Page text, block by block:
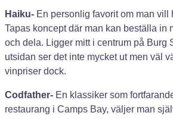
Haiku- En personlig favorit om man vill
Tapas koncept där man kan beställa in
och dela. Ligger mitt i centrum på Burg
utsidan ser det inte mycket ut men väl
vinpriser dock.
Codfather- En klassiker som
restaurang i Camps Bay, väljer man